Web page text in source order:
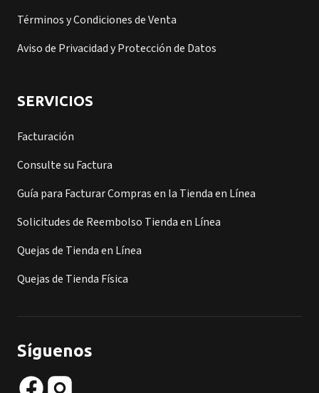
Términos y Condiciones de Venta
Aviso de Privacidad y Protección de Datos
SERVICIOS
Facturación
Consulte su Factura
Guía para Facturar Compras en la Tienda en Línea
Solicitudes de Reembolso Tienda en Línea
Quejas de Tienda en Línea
Quejas de Tienda Física
Síguenos